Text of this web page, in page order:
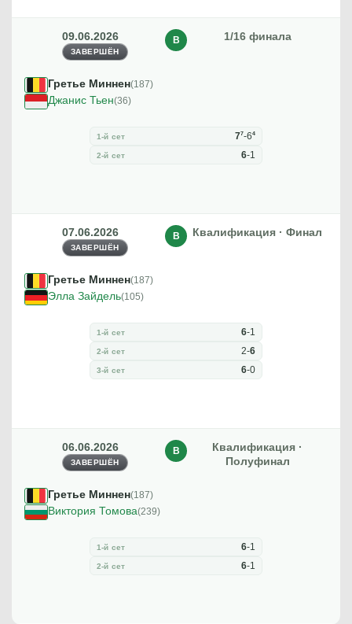
09.06.2026
ЗАВЕРШЁН
1/16 финала
В
Гретье Миннен(187)
Джанис Тьен(36)
1-й сет 77-64
2-й сет 6-1
07.06.2026
ЗАВЕРШЁН
Квалификация · Финал
В
Гретье Миннен(187)
Элла Зайдель(105)
1-й сет 6-1
2-й сет 2-6
3-й сет 6-0
06.06.2026
ЗАВЕРШЁН
Квалификация ·
Полуфинал
В
Гретье Миннен(187)
Виктория Томова(239)
1-й сет 6-1
2-й сет 6-1